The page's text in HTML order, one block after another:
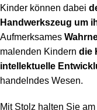
Kinder können dabei
Handwerkszeug um
Aufmerksames
malenden Kindern die
intellektuelle
handelndes Wesen.
Mit Stolz halten Sie